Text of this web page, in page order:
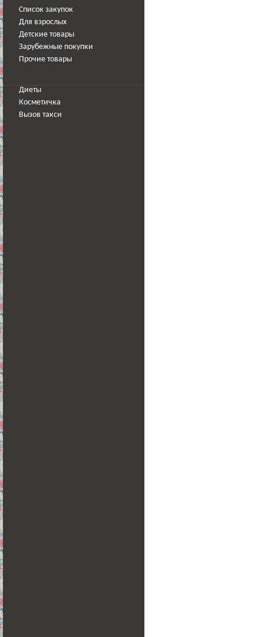
Список закупок
Для взрослых
Детские товары
Зарубежные покупки
Прочие товары
Диеты
Косметичка
Вызов такси